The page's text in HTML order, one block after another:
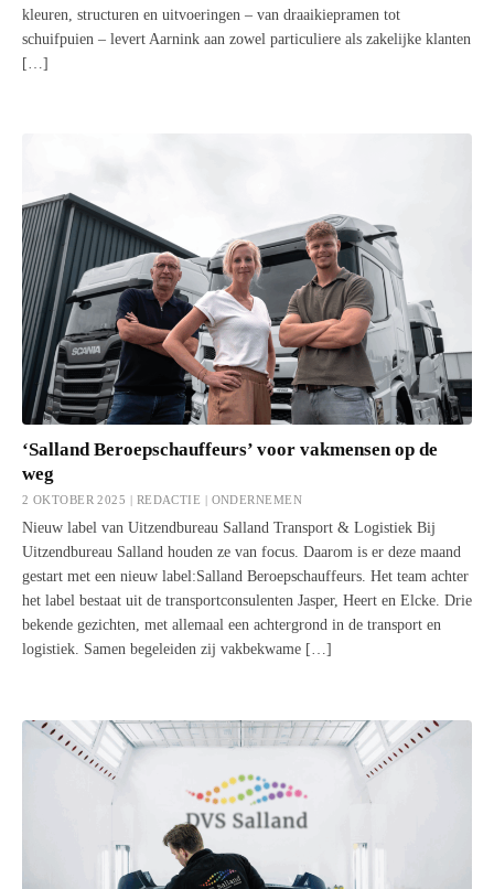
kleuren, structuren en uitvoeringen – van draaikiepramen tot
schuifpuien – levert Aarnink aan zowel particuliere als zakelijke klanten
[…]
‘Salland Beroepschauffeurs’ voor vakmensen op de
weg
2 OKTOBER 2025 | REDACTIE | ONDERNEMEN
Nieuw label van Uitzendbureau Salland Transport & Logistiek Bij
Uitzendbureau Salland houden ze van focus. Daarom is er deze maand
gestart met een nieuw label:Salland Beroepschauffeurs. Het team achter
het label bestaat uit de transportconsulenten Jasper, Heert en Elcke. Drie
bekende gezichten, met allemaal een achtergrond in de transport en
logistiek. Samen begeleiden zij vakbekwame […]